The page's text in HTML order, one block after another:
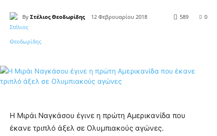
By Στέλιος Θεοδωρίδης 12 Φεβρουαρίου 2018 0
589
Η Μιράι Ναγκάσου έγινε η πρώτη Αμερικανίδα που
έκανε τριπλό άξελ σε Ολυμπιακούς αγώνες.